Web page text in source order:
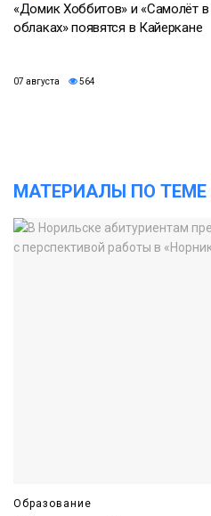
«Домик Хоббитов» и «Самолёт в
облаках» появятся в Кайеркане
07 августа 564
МАТЕРИАЛЫ ПО ТЕМЕ
Образование